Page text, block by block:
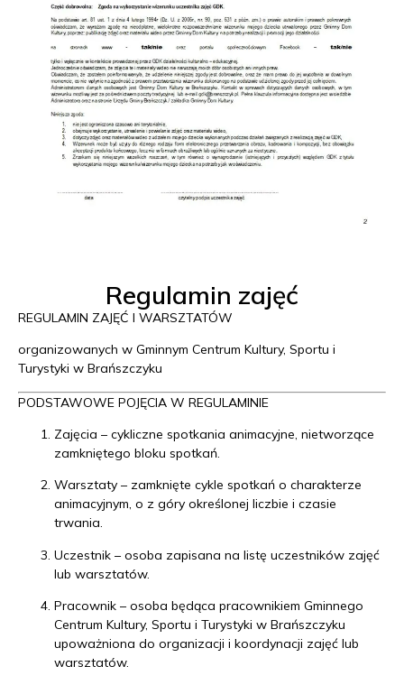
Regulamin zajęć
REGULAMIN ZAJĘĆ I WARSZTATÓW
organizowanych w Gminnym Centrum Kultury, Sportu i
Turystyki w Brańszczyku
PODSTAWOWE POJĘCIA W REGULAMINIE
Zajęcia – cykliczne spotkania animacyjne, nietworzące
zamkniętego bloku spotkań.
Warsztaty – zamknięte cykle spotkań o charakterze
animacyjnym, o z góry określonej liczbie i czasie
trwania.
Uczestnik – osoba zapisana na listę uczestników zajęć
lub warsztatów.
Pracownik – osoba będąca pracownikiem Gminnego
Centrum Kultury, Sportu i Turystyki w Brańszczyku
upoważniona do organizacji i koordynacji zajęć lub
warsztatów.